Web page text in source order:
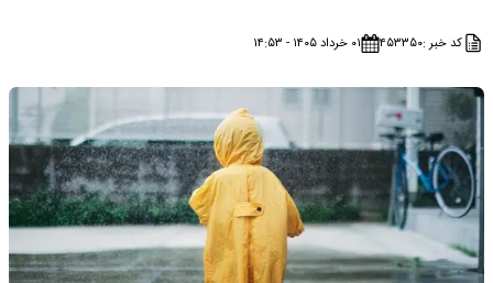
کد خبر :۴۵۳۳۵۰ ۰۱ خرداد ۱۴۰۵ - ۱۴:۵۳